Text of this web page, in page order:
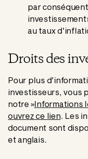
par
au taux
Droits des
Pour plus
investisseurs, vous
notre »Informations
ouvrez ce lien. Les
document sont
et anglais.